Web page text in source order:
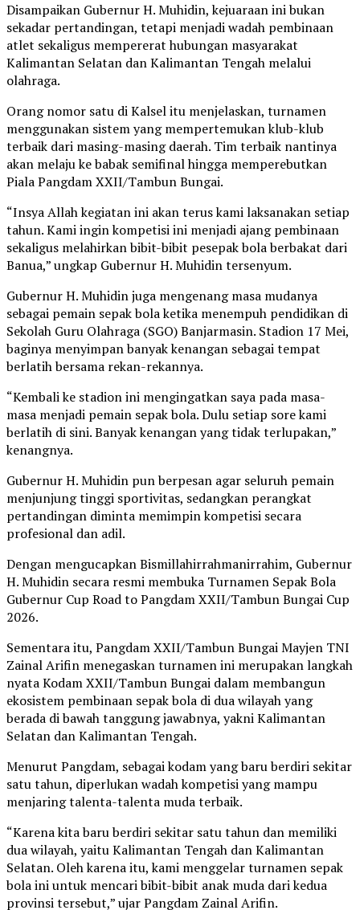
Disampaikan Gubernur H. Muhidin, kejuaraan ini bukan
sekadar pertandingan, tetapi menjadi wadah pembinaan
atlet sekaligus mempererat hubungan masyarakat
Kalimantan Selatan dan Kalimantan Tengah melalui
olahraga.
Orang nomor satu di Kalsel itu menjelaskan, turnamen
menggunakan sistem yang mempertemukan klub-klub
terbaik dari masing-masing daerah. Tim terbaik nantinya
akan melaju ke babak semifinal hingga memperebutkan
Piala Pangdam XXII/Tambun Bungai.
“Insya Allah kegiatan ini akan terus kami laksanakan setiap
tahun. Kami ingin kompetisi ini menjadi ajang pembinaan
sekaligus melahirkan bibit-bibit pesepak bola berbakat dari
Banua,” ungkap Gubernur H. Muhidin tersenyum.
Gubernur H. Muhidin juga mengenang masa mudanya
sebagai pemain sepak bola ketika menempuh pendidikan di
Sekolah Guru Olahraga (SGO) Banjarmasin. Stadion 17 Mei,
baginya menyimpan banyak kenangan sebagai tempat
berlatih bersama rekan-rekannya.
“Kembali ke stadion ini mengingatkan saya pada masa-
masa menjadi pemain sepak bola. Dulu setiap sore kami
berlatih di sini. Banyak kenangan yang tidak terlupakan,”
kenangnya.
Gubernur H. Muhidin pun berpesan agar seluruh pemain
menjunjung tinggi sportivitas, sedangkan perangkat
pertandingan diminta memimpin kompetisi secara
profesional dan adil.
Dengan mengucapkan Bismillahirrahmanirrahim, Gubernur
H. Muhidin secara resmi membuka Turnamen Sepak Bola
Gubernur Cup Road to Pangdam XXII/Tambun Bungai Cup
2026.
Sementara itu, Pangdam XXII/Tambun Bungai Mayjen TNI
Zainal Arifin menegaskan turnamen ini merupakan langkah
nyata Kodam XXII/Tambun Bungai dalam membangun
ekosistem pembinaan sepak bola di dua wilayah yang
berada di bawah tanggung jawabnya, yakni Kalimantan
Selatan dan Kalimantan Tengah.
Menurut Pangdam, sebagai kodam yang baru berdiri sekitar
satu tahun, diperlukan wadah kompetisi yang mampu
menjaring talenta-talenta muda terbaik.
“Karena kita baru berdiri sekitar satu tahun dan memiliki
dua wilayah, yaitu Kalimantan Tengah dan Kalimantan
Selatan. Oleh karena itu, kami menggelar turnamen sepak
bola ini untuk mencari bibit-bibit anak muda dari kedua
provinsi tersebut,” ujar Pangdam Zainal Arifin.